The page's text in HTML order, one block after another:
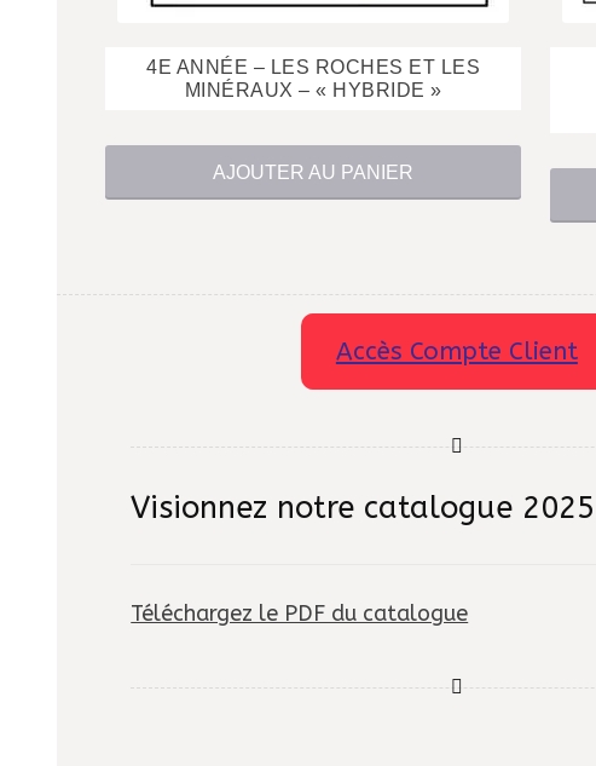
4E ANNÉE – LES ROCHES ET LES
MINÉRAUX – « HYBRIDE »
$
AJOUTER AU PANIER
Accès Compte Client
Visionnez notre catalogue 2025
Téléchargez le PDF du catalogue